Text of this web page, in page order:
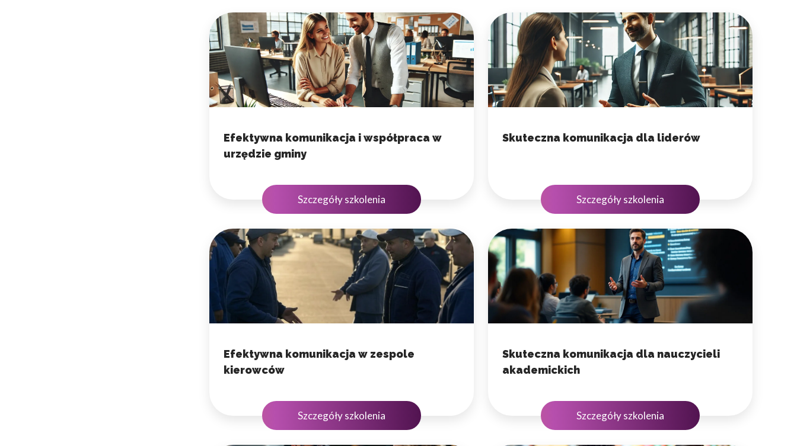
Efektywna komunikacja i współpraca w
urzędzie gminy
Szczegóły szkolenia
Skuteczna komunikacja dla liderów
Szczegóły szkolenia
Efektywna komunikacja w zespole
kierowców
Szczegóły szkolenia
Skuteczna komunikacja dla nauczycieli
akademickich
Szczegóły szkolenia